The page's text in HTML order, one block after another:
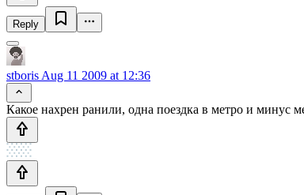
Reply
stboris Aug 11 2009 at 12:36
Какое нахрен ранили, одна поездка в метро и минус